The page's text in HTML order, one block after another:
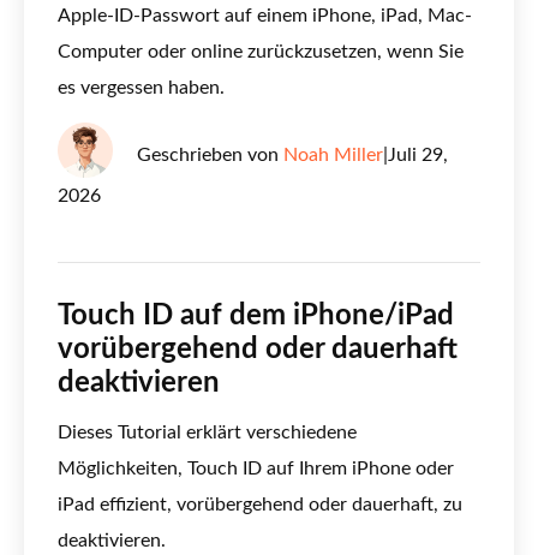
Apple-ID-Passwort auf einem iPhone, iPad, Mac-
Computer oder online zurückzusetzen, wenn Sie
es vergessen haben.
Geschrieben von Noah Miller Juli 29,
2026
Touch ID auf dem iPhone/iPad
vorübergehend oder dauerhaft
deaktivieren
Dieses Tutorial erklärt verschiedene
Möglichkeiten, Touch ID auf Ihrem iPhone oder
iPad effizient, vorübergehend oder dauerhaft, zu
deaktivieren.